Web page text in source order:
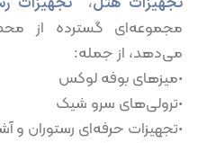
مجموعه‌ای گسترده از
می‌دهد، از جمله:
•میزهای بوفه لوکس
•ترولی‌های سرو شیک
•تجهیزات حرفه‌ای رستوران و